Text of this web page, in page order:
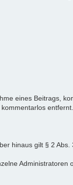
eines Beitrags,
entfernt.
hinaus gilt § 2 Abs.
Administratoren